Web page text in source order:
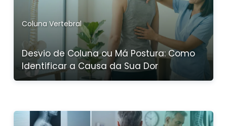
Coluna Vertebral
Desvio de Coluna ou Má Postura: Como
Identificar a Causa da Sua Dor